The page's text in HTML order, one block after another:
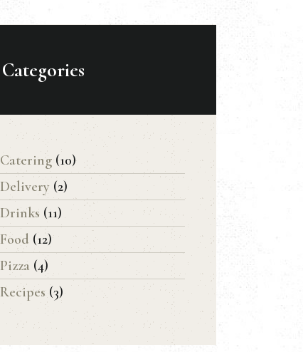
Categories
Catering (10)
Delivery (2)
Drinks (11)
Food (12)
Pizza (4)
Recipes (3)